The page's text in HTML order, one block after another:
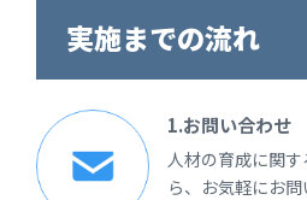
実施までの流れ
1.お問い合わせ
人材の育成に関
ら、お気軽にお問